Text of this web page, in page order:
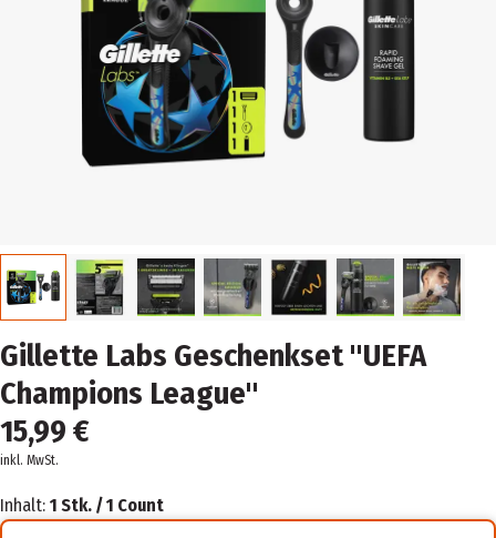
Gillette Labs Geschenkset "UEFA
Champions League"
15,99 €
inkl. MwSt.
Inhalt: 1 Stk. / 1 Count